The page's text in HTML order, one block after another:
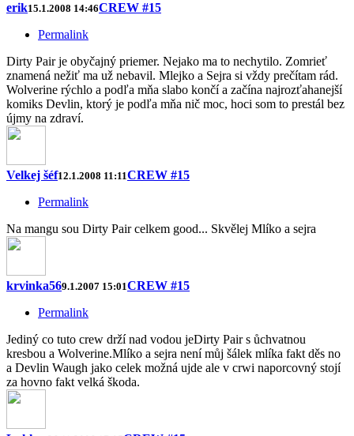
erik15.1.2008 14:46CREW #15
Permalink
Dirty Pair je obyčajný priemer. Nejako ma to nechytilo. Zomrieť
znamená nežiť ma už nebavil. Mlejko a Sejra si vždy prečítam rád.
Wolverine rýchlo a podľa mňa slabo končí a začína najrozťahanejší
komiks Devlin, ktorý je podľa mňa nič moc, hoci som to prestál bez
újmy na zdraví.
Velkej šéf12.1.2008 11:11CREW #15
Permalink
Na mangu sou Dirty Pair celkem good... Skvělej Mlíko a sejra
krvinka569.1.2007 15:01CREW #15
Permalink
Jediný co tuto crew drží nad vodou jeDirty Pair s ůchvatnou
kresbou a Wolverine.Mlíko a sejra není můj šálek mlíka fakt děs no
a Devlin Waugh jako celek možná ujde ale v crwi naporcovný stojí
za hovno fakt velká škoda.